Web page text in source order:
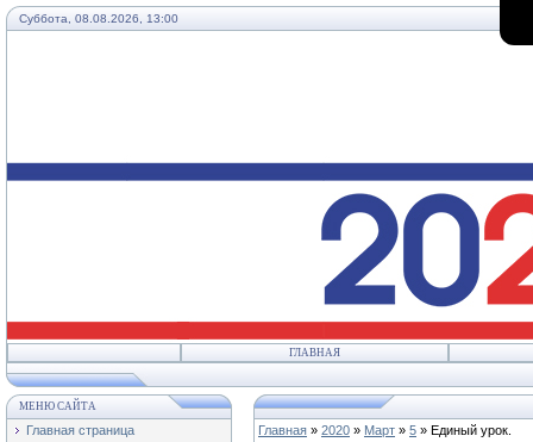
Суббота, 08.08.2026, 13:00
ГЛАВНАЯ
МЕНЮ САЙТА
Главная страница
Главная » 2020 » Март » 5 » Единый урок.